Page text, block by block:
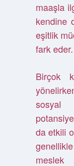
maaşla
kendine
eşitlik
fark eder.
Birçok
da etkili
meslek